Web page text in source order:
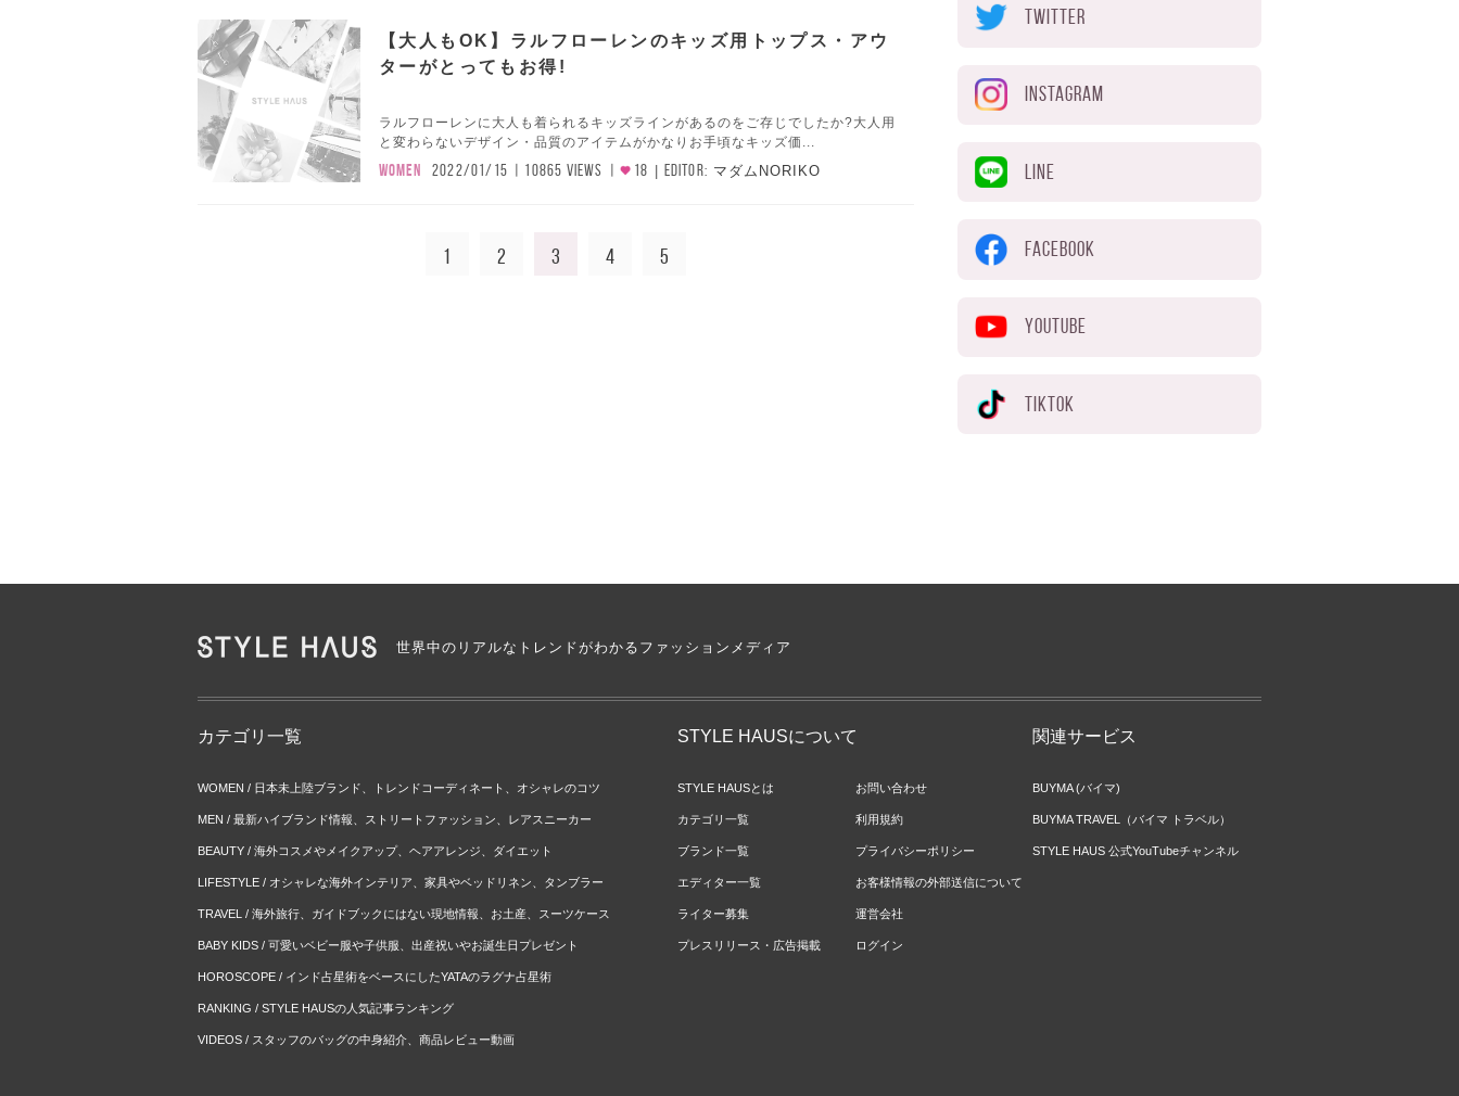
【大人もOK】ラルフローレンのキッズ用トップス・アウ
ターがとってもお得!
ラルフローレンに大人も着られるキッズラインがあるのをご存じでしたか?大人用
と変わらないデザイン・品質のアイテムがかなりお手頃なキッズ価...
WOMEN 2022/01/15 10865 VIEWS 18 EDITOR: マダムNORIKO
1 2 3 4 5
TWITTER
INSTAGRAM
LINE
FACEBOOK
YOUTUBE
TIKTOK
世界中のリアルなトレンドがわかるファッションメディア
カテゴリ一覧
WOMEN / 日本未上陸ブランド、トレンドコーディネート、オシャレのコツ
MEN / 最新ハイブランド情報、ストリートファッション、レアスニーカー
BEAUTY / 海外コスメやメイクアップ、ヘアアレンジ、ダイエット
LIFESTYLE / オシャレな海外インテリア、家具やベッドリネン、タンブラー
TRAVEL / 海外旅行、ガイドブックにはない現地情報、お土産、スーツケース
BABY KIDS / 可愛いベビー服や子供服、出産祝いやお誕生日プレゼント
HOROSCOPE / インド占星術をベースにしたYATAのラグナ占星術
RANKING / STYLE HAUSの人気記事ランキング
VIDEOS / スタッフのバッグの中身紹介、商品レビュー動画
STYLE HAUSについて
STYLE HAUSとは
カテゴリ一覧
ブランド一覧
エディター一覧
ライター募集
プレスリリース・広告掲載
お問い合わせ
利用規約
プライバシーポリシー
お客様情報の外部送信について
運営会社
ログイン
関連サービス
BUYMA (バイマ)
BUYMA TRAVEL（バイマ トラベル）
STYLE HAUS 公式YouTubeチャンネル